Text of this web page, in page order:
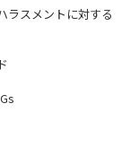
、
ラスメントに対する